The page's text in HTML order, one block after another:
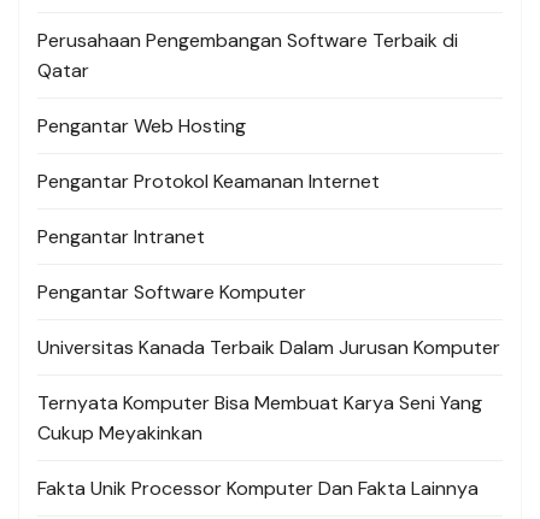
Perusahaan Pengembangan Software Terbaik di
Qatar
Pengantar Web Hosting
Pengantar Protokol Keamanan Internet
Pengantar Intranet
Pengantar Software Komputer
Universitas Kanada Terbaik Dalam Jurusan Komputer
Ternyata Komputer Bisa Membuat Karya Seni Yang
Cukup Meyakinkan
Fakta Unik Processor Komputer Dan Fakta Lainnya